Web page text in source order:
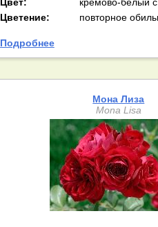
Цвет:
Цветение:
повторное
Подробнее
Мона Лиза
Mona Lisa